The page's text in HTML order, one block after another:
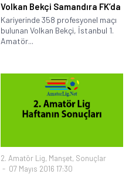
Volkan Bekçi Samandıra FK’da
Kariyerinde 358 profesyonel maçı
bulunan Volkan Bekçi, İstanbul 1.
Amatör...
2. Amatör Lig, Manşet, Sonuçlar
07 Mayıs 2016 17:30